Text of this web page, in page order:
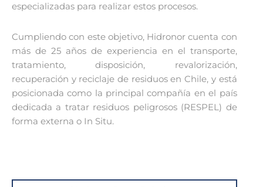
especializadas para realizar estos procesos.
Cumpliendo con este objetivo, Hidronor cuenta con
más de 25 años de experiencia en el transporte,
tratamiento, disposición, revalorización,
recuperación y reciclaje de residuos en Chile, y está
posicionada como la principal compañía en el país
dedicada a tratar residuos peligrosos (RESPEL) de
forma externa o In Situ.